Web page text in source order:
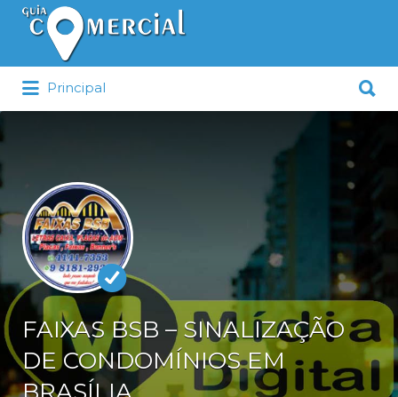
Procurar:
Principal
FAIXAS BSB – SINALIZAÇÃO
DE CONDOMÍNIOS EM